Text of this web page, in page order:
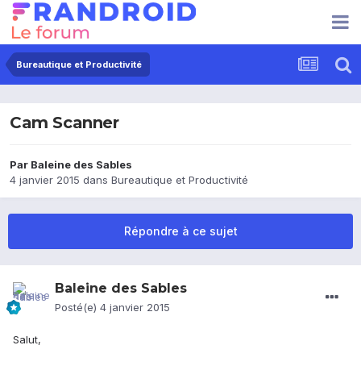
Bureautique et Productivité
Cam Scanner
Par Baleine des Sables
4 janvier 2015 dans Bureautique et Productivité
Répondre à ce sujet
Baleine des Sables
Posté(e) 4 janvier 2015
Salut,